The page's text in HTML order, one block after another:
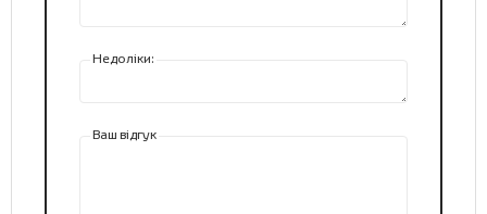
Недоліки:
Ваш відгук